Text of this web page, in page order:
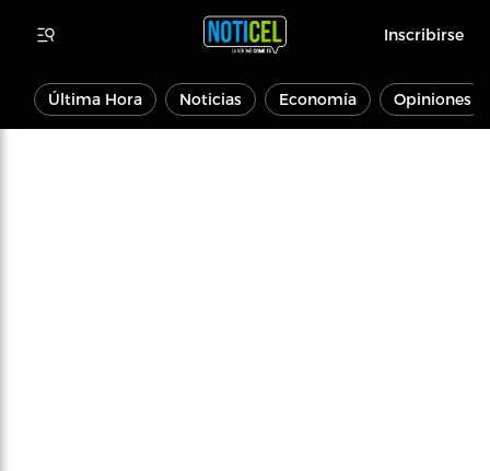
Inscribirse
Última Hora Noticias Economía Opiniones